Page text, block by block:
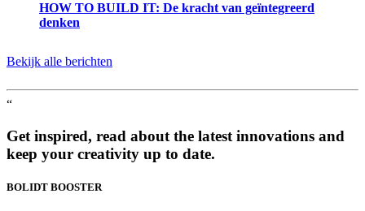
HOW TO BUILD IT: De kracht van geïntegreerd
denken
Bekijk alle berichten
“
Get inspired, read about the latest innovations and
keep your creativity up to date.
BOLIDT BOOSTER